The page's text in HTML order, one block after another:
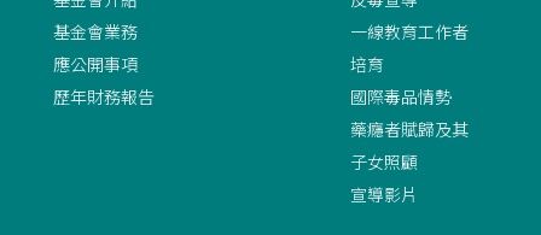
基金會業務
應公開事項
歷年財務報告
一線教育工作者
培育
國際毒品情勢
藥癮者賦歸及其
子女照顧
宣導影片